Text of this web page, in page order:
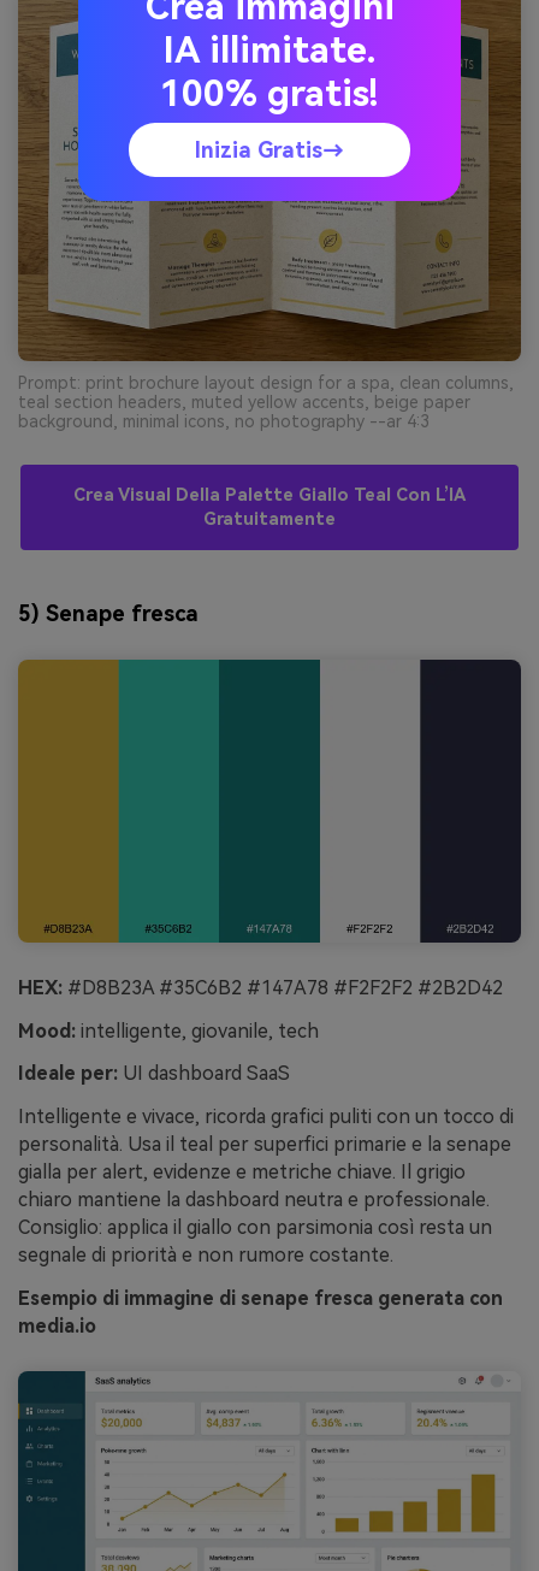
Prompt: print brochure layout design for a spa, clean columns,
teal section headers, muted yellow accents, beige paper
background, minimal icons, no photography --ar 4:3
Crea Visual Della Palette Giallo Teal Con L’IA
Gratuitamente
5) Senape fresca
HEX: #D8B23A #35C6B2 #147A78 #F2F2F2 #2B2D42
Mood: intelligente, giovanile, tech
Ideale per: UI dashboard SaaS
Intelligente e vivace, ricorda grafici puliti con un tocco di
personalità. Usa il teal per superfici primarie e la senape
gialla per alert, evidenze e metriche chiave. Il grigio
chiaro mantiene la dashboard neutra e professionale.
Consiglio: applica il giallo con parsimonia così resta un
segnale di priorità e non rumore costante.
Esempio di immagine di senape fresca generata con
media.io
IA illimitate.
100% gratis!
Inizia Gratis→